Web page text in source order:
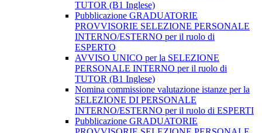
TUTOR (B1 Inglese)
Pubblicazione GRADUATORIE
PROVVISORIE SELEZIONE PERSONALE
INTERNO/ESTERNO per il ruolo di
ESPERTO
AVVISO UNICO per la SELEZIONE
PERSONALE INTERNO per il ruolo di
TUTOR (B1 Inglese)
Nomina commissione valutazione istanze per la
SELEZIONE DI PERSONALE
INTERNO/ESTERNO per il ruolo di ESPERTI
Pubblicazione GRADUATORIE